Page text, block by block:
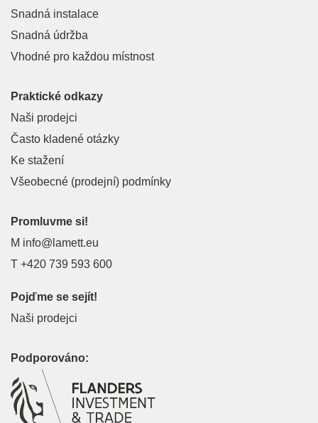
Snadná instalace
Snadná údržba
Vhodné pro každou místnost
Praktické odkazy
Naši prodejci
Často kladené otázky
Ke stažení
Všeobecné (prodejní) podmínky
Promluvme si!
M info@lamett.eu
T +420 739 593 600
Pojďme se sejít!
Naši prodejci
Podporováno: